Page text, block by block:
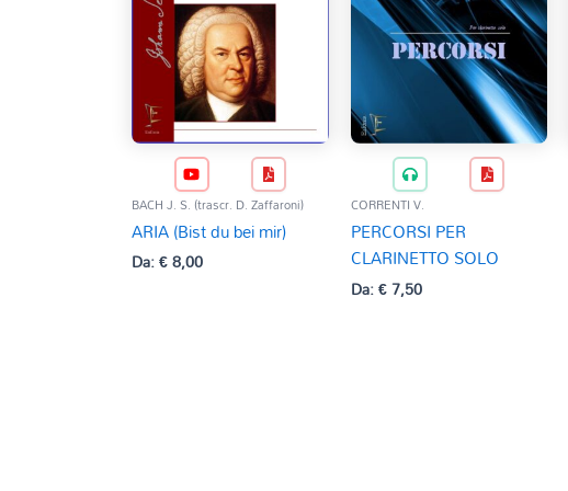
BACH J. S. (trascr. D. Zaffaroni)
ARIA (Bist du bei mir)
Da:€8,00
CORRENTI V.
PERCORSI PER
CLARINETTO SOLO
Da:€7,50